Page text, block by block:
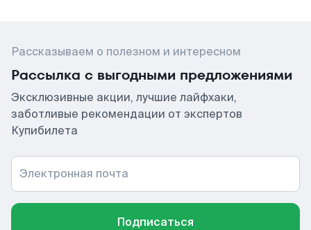
Рассказываем о полезном и интересном
Рассылка с выгодными предложениями
Эксклюзивные акции, лучшие лайфхаки,
заботливые рекомендации от экспертов
Купибилета
Электронная почта
Подписаться